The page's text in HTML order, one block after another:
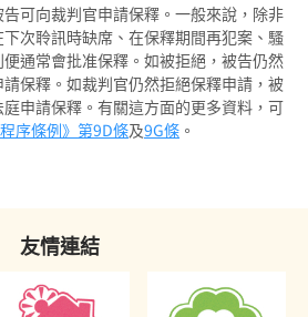
會服務令
化令
罪行定罪紀錄查核計劃
可向裁判官申請保釋。一般來說，除非
次聆訊時缺席、在保釋期間再犯案、騷
通常會批准保釋。如被拒絕，被告仍然
保釋。如裁判官仍然拒絕保釋申請，被
申請保釋。有關這方面的更多資料，可
序條例》 第9D條及9G條 。
友情連結